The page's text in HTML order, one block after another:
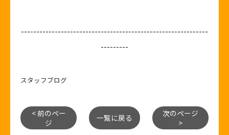
-------------------------------------------------------------
---------
スタッフブログ
< 前のペー
ジ
一覧に戻る
次のページ
>